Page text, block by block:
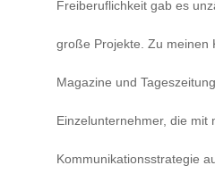
Freiberuflichkeit gab es
große Projekte. Zu meinen
Magazine und
Einzelunternehmer, die mit
Kommunikationsstrategie